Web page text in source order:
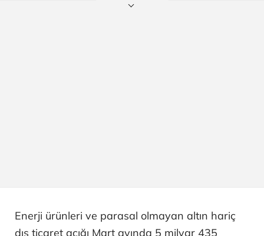
Enerji ürünleri ve parasal olmayan altın hariç
dış ticaret açığı Mart ayında 5 milyar 435